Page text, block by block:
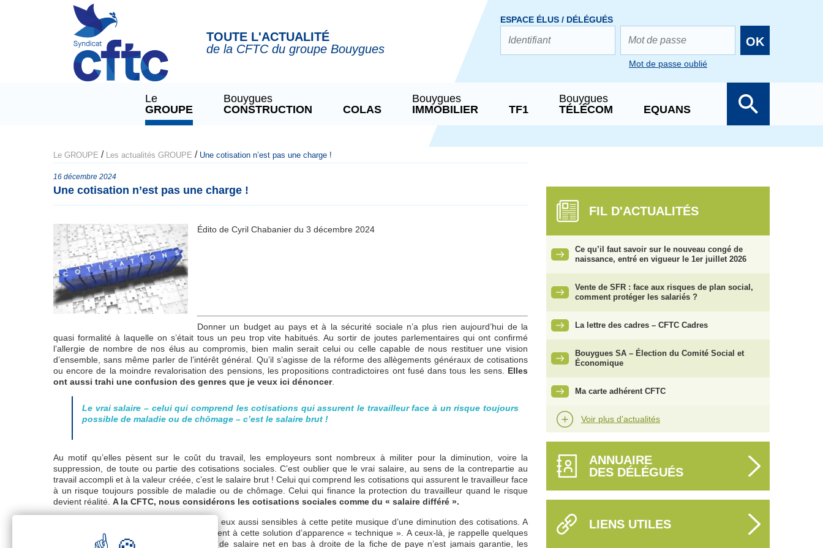
TOUTE L'ACTUALITÉ
de la CFTC du groupe Bouygues
ESPACE ÉLUS / DÉLÉGUÉS
OK
Mot de passe oublié
Le
GROUPE
Bouygues
CONSTRUCTION
COLAS
Bouygues
IMMOBILIER
TF1
Bouygues
TÉLÉCOM
EQUANS
Le GROUPE / Les actualités GROUPE / Une cotisation n’est pas une charge !
16 décembre 2024
Une cotisation n’est pas une charge !
Édito de Cyril Chabanier du 3 décembre 2024
Donner un budget au pays et à la sécurité sociale n’a plus rien aujourd’hui de la
quasi formalité à laquelle on s’était tous un peu trop vite habitués. Au sortir de joutes parlementaires qui ont confirmé
l’allergie de nombre de nos élus au compromis, bien malin serait celui ou celle capable de nous restituer une vision
d’ensemble, sans même parler de l’intérêt général. Qu’il s’agisse de la réforme des allègements généraux de cotisations
ou encore de la moindre revalorisation des pensions, les propositions contradictoires ont fusé dans tous les sens. Elles
ont aussi trahi une confusion des genres que je veux ici dénoncer.
Le vrai salaire – celui qui comprend les cotisations qui assurent le travailleur face à un risque toujours
possible de maladie ou de chômage – c’est le salaire brut !
Au motif qu’elles pèsent sur le coût du travail, les employeurs sont nombreux à militer pour la diminution, voire la
suppression, de toute ou partie des cotisations sociales. C’est oublier que le vrai salaire, au sens de la contrepartie au
travail accompli et à la valeur créée, c’est le salaire brut ! Celui qui comprend les cotisations qui assurent le travailleur face
à un risque toujours possible de maladie ou de chômage. Celui qui finance la protection du travailleur quand le risque
devient réalité. A la CFTC, nous considérons les cotisations sociales comme du « salaire différé ».
Je n’ignore pas que certains salariés sont eux aussi sensibles à cette petite musique d’une diminution des cotisations. A
défaut d’être augmentés, ils se résigneraient à cette solution d’apparence « technique ». A ceux-là, je rappelle quelques
tristes vérités : premièrement, la hausse de salaire net en bas à droite de la fiche de paye n’est jamais garantie, les
FIL D'ACTUALITÉS
Ce qu’il faut savoir sur le nouveau congé de
naissance, entré en vigueur le 1er juillet 2026
Vente de SFR : face aux risques de plan social,
comment protéger les salariés ?
La lettre des cadres – CFTC Cadres
Bouygues SA – Élection du Comité Social et
Économique
Ma carte adhérent CFTC
Voir plus d'actualités
ANNUAIRE
DES DÉLÉGUÉS
LIENS UTILES
Panneau de gestion des cookies